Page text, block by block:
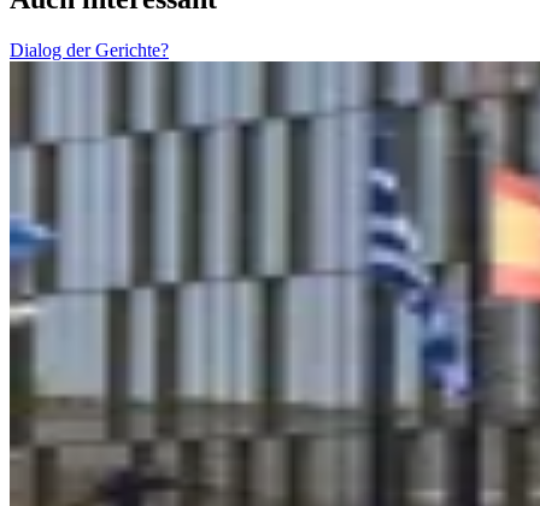
Dialog der Gerichte?